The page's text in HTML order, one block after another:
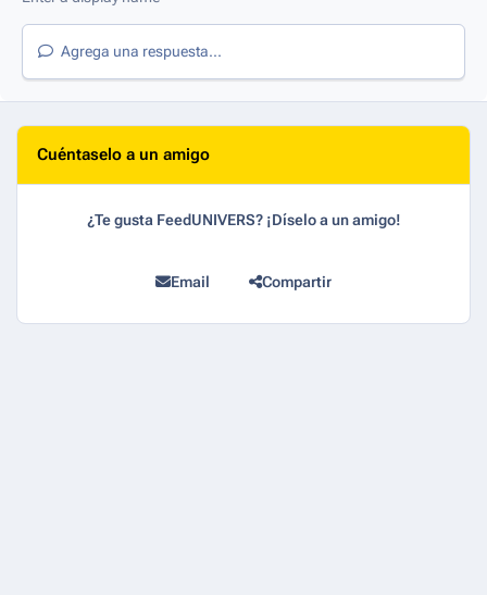
Agrega una respuesta...
Cuéntaselo a un amigo
¿Te gusta FeedUNIVERS? ¡Díselo a un amigo!
Email Compartir